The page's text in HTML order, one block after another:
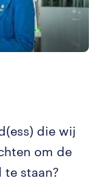
die wij
om de
staan?